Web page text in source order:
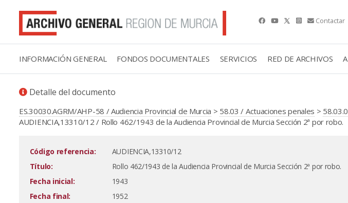
Contactar
INFORMACIÓN GENERAL FONDOS DOCUMENTALES SERVICIOS RED DE ARCHIVOS
Detalle del documento
ES.30030.AGRM/AHP-58 / Audiencia Provincial de Murcia > 58.03 / Actuaciones penales >
AUDIENCIA,13310/12 / Rollo 462/1943 de la Audiencia Provincial de Murcia Sección 2ª por robo.
Código referencia:
AUDIENCIA,13310/12
Título:
Rollo 462/1943 de la Audiencia Provincial de Murcia Sección 2ª por robo.
Fecha inicial:
1943
Fecha final:
1952